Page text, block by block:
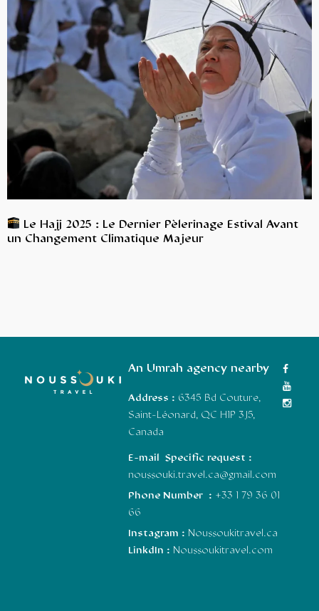
Le Hajj 2025 : Le Dernier Pèlerinage Estival Avant
un Changement Climatique Majeur
An Umrah agency nearby
Address : 6345 Bd Couture,
Saint-Léonard, QC H1P 3J5,
Canada
E-mail Specific request :
noussouki.travel.ca@gmail.com
Phone Number : +33 1 79 36 01
66
Instagram : Noussoukitravel.ca
LinkdIn : Noussoukitravel.com